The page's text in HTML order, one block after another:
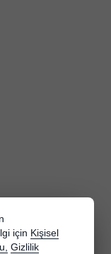
için Kişisel
Gizlilik